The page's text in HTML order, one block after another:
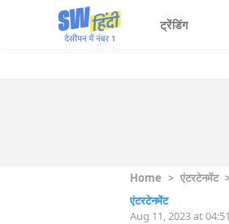
ट्रेंडिंग
Home > एंटरटेनमेंट
एंटरटेनमेंट
Aug 11, 2023 at